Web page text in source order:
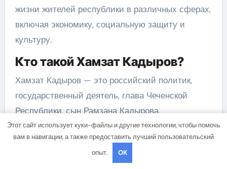
жизни жителей республики в различных сферах,
включая экономику, социальную защиту и
культуру.
Кто такой Хамзат Кадыров?
Хамзат Кадыров — это российский политик,
государственный деятель, глава Чеченской
Республики, сын Рамзана Кадырова.
Этот сайт использует куки-файлы и другие технологии, чтобы помочь
вам в навигации, а также предоставить лучший пользовательский
опыт.
OK